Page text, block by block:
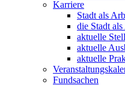
Karriere
Stadt als
die Stadt
aktuelle
aktuelle
aktuelle
Fundsachen